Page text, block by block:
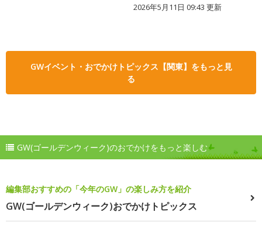
2026年5月11日 09:43 更新
GWイベント・おでかけトピックス【関東】をもっと見
る
GW(ゴールデンウィーク)のおでかけをもっと楽しむ
編集部おすすめの「今年のGW」の楽しみ方を紹介
GW(ゴールデンウィーク)おでかけトピックス